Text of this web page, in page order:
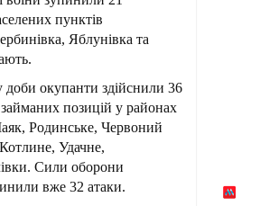
пунктів
Яблунівка та
окупанти здійснили 36
позицій у районах
Родинське, Червоний
Удачне,
Сили оборони
вже 32 атаки.